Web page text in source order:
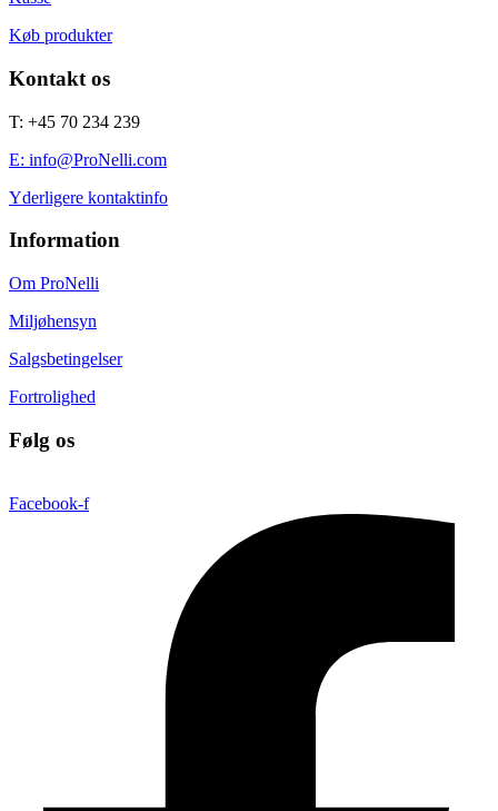
Køb produkter
Kontakt os
T: +45 70 234 239
E: info@ProNelli.com
Yderligere kontaktinfo
Information
Om ProNelli
Miljøhensyn
Salgsbetingelser
Fortrolighed
Følg os
Facebook-f